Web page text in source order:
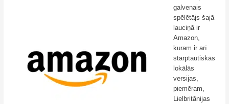
galvenais
spēlētājs šajā
lauciņā ir
Amazon,
kuram ir arī
starptautiskās
lokālās
versijas,
piemēram,
Lielbritānijas